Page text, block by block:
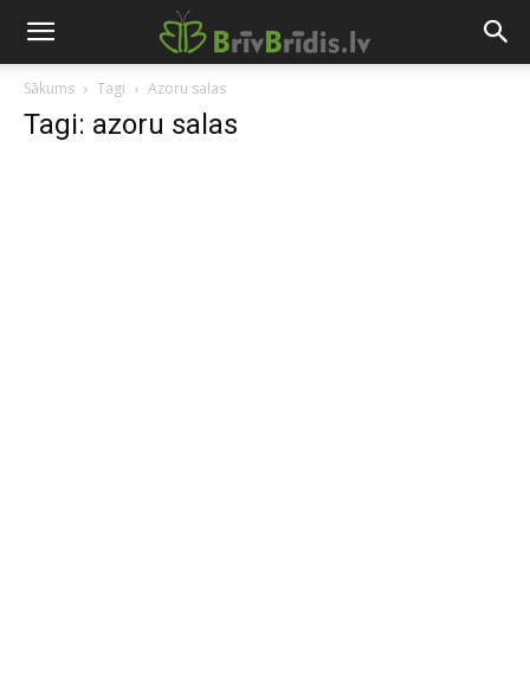
Sākums Tagi Azoru salas
Tagi: azoru salas